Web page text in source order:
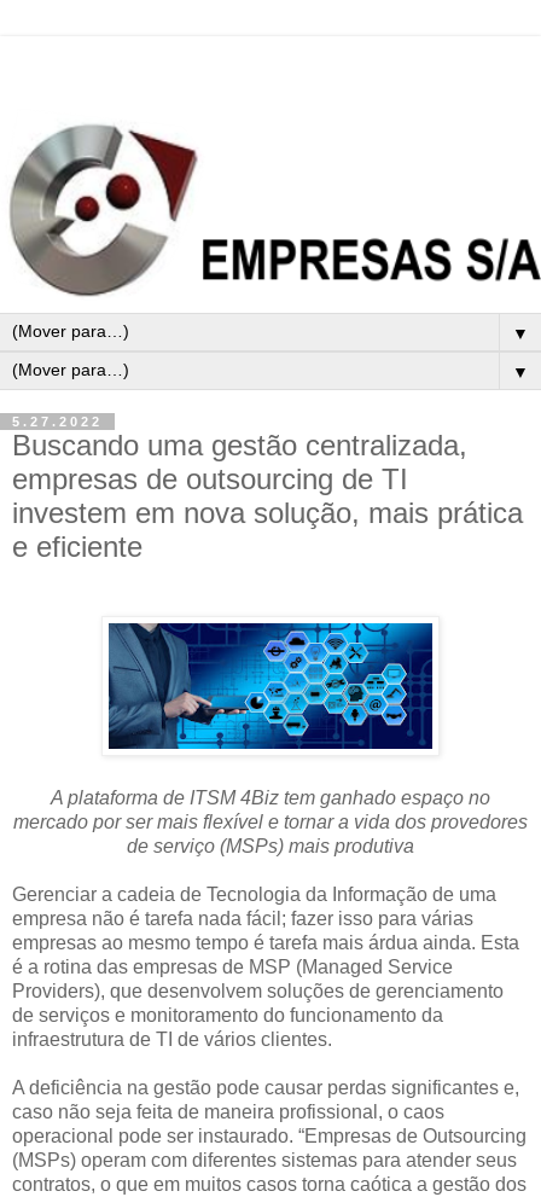
▼
▼
5.27.2022
Buscando uma gestão centralizada,
empresas de outsourcing de TI
investem em nova solução, mais prática
e eficiente
A plataforma de ITSM 4Biz tem ganhado espaço no
mercado por ser mais flexível e tornar a vida dos provedores
de serviço (MSPs) mais produtiva
Gerenciar a cadeia de Tecnologia da Informação de uma
empresa não é tarefa nada fácil; fazer isso para várias
empresas ao mesmo tempo é tarefa mais árdua ainda. Esta
é a rotina das empresas de MSP (Managed Service
Providers), que desenvolvem soluções de gerenciamento
de serviços e monitoramento do funcionamento da
infraestrutura de TI de vários clientes.
A deficiência na gestão pode causar perdas significantes e,
caso não seja feita de maneira profissional, o caos
operacional pode ser instaurado. “Empresas de Outsourcing
(MSPs) operam com diferentes sistemas para atender seus
contratos, o que em muitos casos torna caótica a gestão dos